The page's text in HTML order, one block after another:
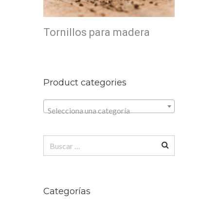
Tornillos para madera
Product categories
Selecciona una categoría
Categorías